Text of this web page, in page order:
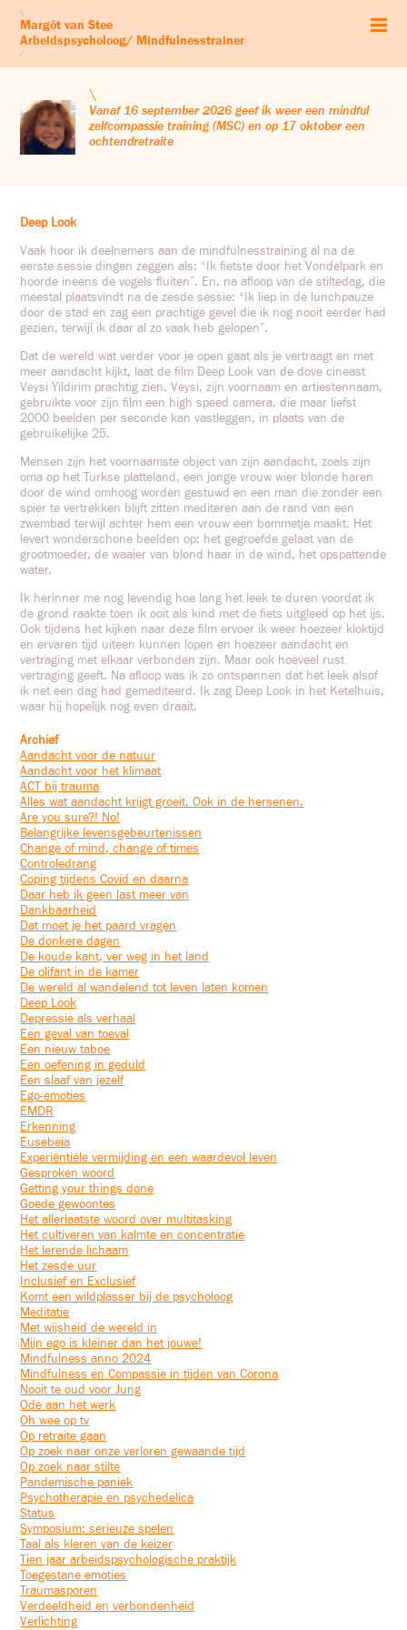
\
Margôt van Stee
Arbeidspsycholoog/ Mindfulnesstrainer
/
Mindfulness
Zelfcompassie
Leven vanuit je kernwaarden
Audio’s
\
Vanaf 16 september 2026 geef ik weer een mindful
zelfcompassie training (MSC) en op 17 oktober een
ochtendretraite
Deep Look
Vaak hoor ik deelnemers aan de mindfulnesstraining al na de
eerste sessie dingen zeggen als: “Ik fietste door het Vondelpark en
hoorde ineens de vogels fluiten”. En, na afloop van de stiltedag, die
meestal plaatsvindt na de zesde sessie: “Ik liep in de lunchpauze
door de stad en zag een prachtige gevel die ik nog nooit eerder had
gezien, terwijl ik daar al zo vaak heb gelopen”.
Dat de wereld wat verder voor je open gaat als je vertraagt en met
meer aandacht kijkt, laat de film Deep Look van de dove cineast
Veysi Yildirim prachtig zien. Veysi, zijn voornaam en artiestennaam,
gebruikte voor zijn film een high speed camera, die maar liefst
2000 beelden per seconde kan vastleggen, in plaats van de
gebruikelijke 25.
Mensen zijn het voornaamste object van zijn aandacht, zoals zijn
oma op het Turkse platteland, een jonge vrouw wier blonde haren
door de wind omhoog worden gestuwd en een man die zonder een
spier te vertrekken blijft zitten mediteren aan de rand van een
zwembad terwijl achter hem een vrouw een bommetje maakt. Het
levert wonderschone beelden op: het gegroefde gelaat van de
grootmoeder, de waaier van blond haar in de wind, het opspattende
water.
Ik herinner me nog levendig hoe lang het leek te duren voordat ik
de grond raakte toen ik ooit als kind met de fiets uitgleed op het ijs.
Ook tijdens het kijken naar deze film ervoer ik weer hoezeer kloktijd
en ervaren tijd uiteen kunnen lopen en hoezeer aandacht en
vertraging met elkaar verbonden zijn. Maar ook hoeveel rust
vertraging geeft. Na afloop was ik zo ontspannen dat het leek alsof
ik net een dag had gemediteerd. Ik zag Deep Look in het Ketelhuis,
waar hij hopelijk nog even draait.
Archief
Aandacht voor de natuur
Aandacht voor het klimaat
ACT bij trauma
Alles wat aandacht krijgt groeit. Ook in de hersenen.
Are you sure?! No!
Belangrijke levensgebeurtenissen
Change of mind, change of times
Controledrang
Coping tijdens Covid en daarna
Daar heb ik geen last meer van
Dankbaarheid
Dat moet je het paard vragen
De donkere dagen
De koude kant, ver weg in het land
De olifant in de kamer
De wereld al wandelend tot leven laten komen
Deep Look
Depressie als verhaal
Een geval van toeval
Een nieuw taboe
Een oefening in geduld
Een slaaf van jezelf
Ego-emoties
EMDR
Erkenning
Eusebeia
Experiëntiële vermijding en een waardevol leven
Gesproken woord
Getting your things done
Goede gewoontes
Het allerlaatste woord over multitasking
Het cultiveren van kalmte en concentratie
Het lerende lichaam
Het zesde uur
Inclusief en Exclusief
Komt een wildplasser bij de psycholoog
Meditatie
Met wijsheid de wereld in
Mijn ego is kleiner dan het jouwe!
Mindfulness anno 2024
Mindfulness en Compassie in tijden van Corona
Nooit te oud voor Jung
Ode aan het werk
Oh wee op tv
Op retraite gaan
Op zoek naar onze verloren gewaande tijd
Op zoek naar stilte
Pandemische paniek
Psychotherapie en psychedelica
Status
Symposium: serieuze spelen
Taal als kleren van de keizer
Tien jaar arbeidspsychologische praktijk
Toegestane emoties
Traumasporen
Verdeeldheid en verbondenheid
Verlichting